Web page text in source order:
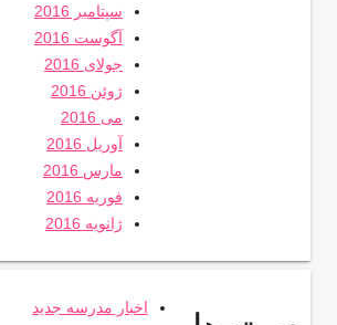
سپتامبر 2016
آگوست 2016
جولای 2016
ژوئن 2016
می 2016
آوریل 2016
مارس 2016
فوریه 2016
ژانویه 2016
اخبار مدرسه جدید